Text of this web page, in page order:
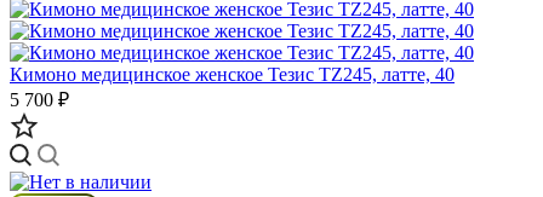
Кимоно медицинское женское Тезис TZ245, латте, 40
5 700 ₽